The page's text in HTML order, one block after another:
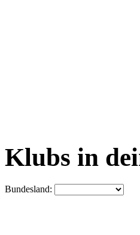
Klubs in
Bundesland: